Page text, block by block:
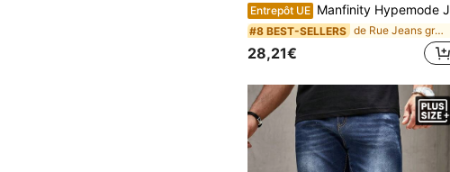
Entrepôt UE Manfinity Hypemode Jeans droits décontractés de couleur unie pour hommes grande taille avec poches, jeans cargo bleu clair délavé et effiloché, style ample et décontracté. Idéal pour le mari, le petit ami, les sorties, les promenades, les déplacements, les vacances et le style emo.
#8 BEST-SELLERS de Rue Jeans grande taille pour hommes
28,21€